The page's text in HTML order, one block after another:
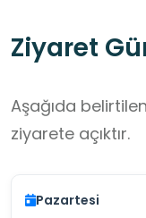
Ziyaret
Aşağıda
ziyarete açıktır.
Pazartesi